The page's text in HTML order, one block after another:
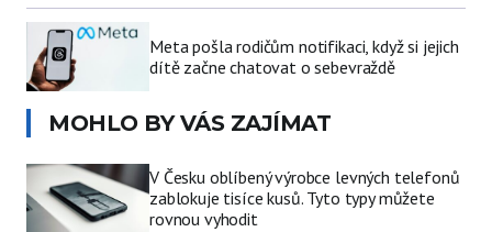
Meta pošla rodičům notifikaci, když si jejich
dítě začne chatovat o sebevraždě
MOHLO BY VÁS ZAJÍMAT
V Česku oblíbený výrobce levných telefonů
zablokuje tisíce kusů. Tyto typy můžete
rovnou vyhodit